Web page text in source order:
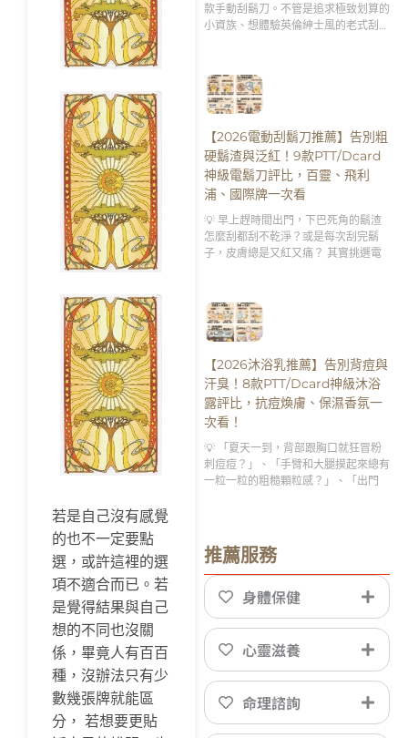
若是自己沒有感覺
的也不一定要點
選，或許這裡的選
項不適合而已。若
是覺得結果與自己
想的不同也沒關
係，畢竟人有百百
種，沒辦法只有少
數幾張牌就能區
分， 若想要更貼
款手動刮鬍刀。不管是追求極致划算的
小資族、想體驗英倫紳士風的老式刮鬍
雷！👇
【2026電動刮鬍刀推薦】告別粗
硬鬍渣與泛紅！9款PTT/Dcard
神級電鬍刀評比，百靈、飛利
浦、國際牌一次看
💡 早上趕時間出門，下巴死角的鬍渣
怎麼刮都刮不乾淨？或是每次刮完鬍
子，皮膚總是又紅又痛？ 其實挑選電
【2026沐浴乳推薦】告別背痘與
汗臭！8款PTT/Dcard神級沐浴
露評比，抗痘煥膚、保濕香氛一
次看！
💡 「夏天一到，背部跟胸口就狂冒粉
刺痘痘？」、「手臂和大腿摸起來總有
一粒一粒的粗糙顆粒感？」、「出門
推薦服務
身體保健
心靈滋養
命理諮詢